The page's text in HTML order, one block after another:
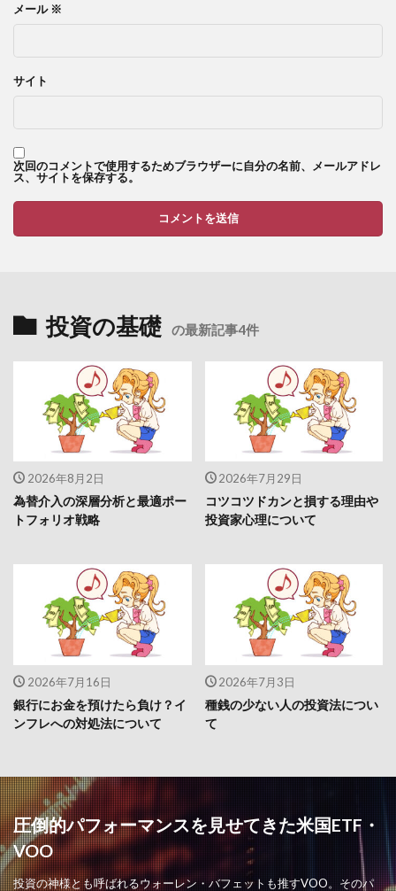
メール ※
サイト
次回のコメントで使用するためブラウザーに自分の名前、メールアドレ
ス、サイトを保存する。
投資の基礎 の最新記事4件
2026年8月2日
為替介入の深層分析と最適ポー
トフォリオ戦略
2026年7月29日
コツコツドカンと損する理由や
投資家心理について
2026年7月16日
銀行にお金を預けたら負け？イ
ンフレへの対処法について
2026年7月3日
種銭の少ない人の投資法につい
て
圧倒的パフォーマンスを見せてきた米国ETF・
VOO
投資の神様とも呼ばれるウォーレン・バフェットも推すVOO。そのパ